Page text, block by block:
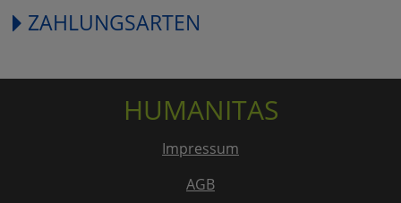
ZAHLUNGSARTEN
HUMANITAS
Impressum
AGB